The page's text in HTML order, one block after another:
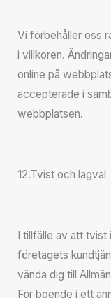
Vi förbehåller oss
i villkoren.
online på
accepterade i
webbplatsen.
12.Tvist och lagval
I tillfälle av att tvist
företagets
vända dig till
För boende i ett